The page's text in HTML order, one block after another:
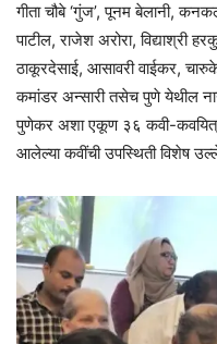
गीता चौबे ‘गुंज’, पूनम बेलानी,
पाटील, राजेश अरोरा, विद्याश्री
ठाकूरदेसाई, आसावरी वाईकर,
कमांडर अन्सारी तसेच पुणे येथील
पुणेकर अशा एकूण ३६ कवी-
आलेल्या कवींची उपस्थिती विशेष